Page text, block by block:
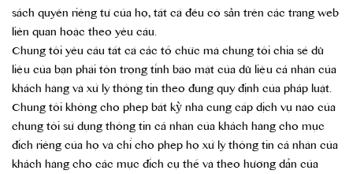
sách quyền riêng tư của họ, tất cả đều có sẵn trên các trang web
liên quan hoặc theo yêu cầu.
Chúng tôi yêu cầu tất cả các tổ chức mà chúng tôi chia sẻ dữ
liệu của bạn phải tôn trọng tính bảo mật của dữ liệu cá nhân của
khách hàng và xử lý thông tin theo đúng quy định của pháp luật.
Chúng tôi không cho phép bất kỳ nhà cung cấp dịch vụ nào của
chúng tôi sử dụng thông tin cá nhân của khách hàng cho mục
đích riêng của họ và chỉ cho phép họ xử lý thông tin cá nhân của
khách hàng cho các mục đích cụ thể và theo hướng dẫn của